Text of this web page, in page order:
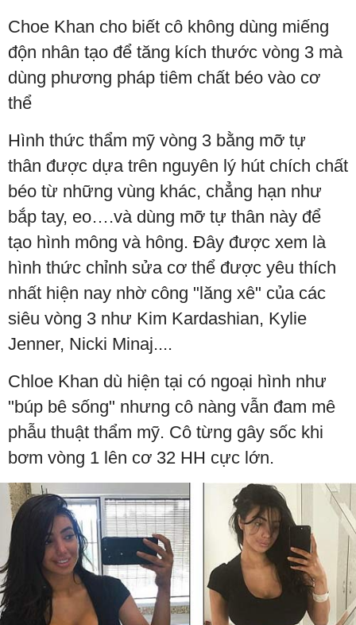
Choe Khan cho biết cô không dùng miếng
độn nhân tạo để tăng kích thước vòng 3 mà
dùng phương pháp tiêm chất béo vào cơ
thể
Hình thức thẩm mỹ vòng 3 bằng mỡ tự
thân được dựa trên nguyên lý hút chích chất
béo từ những vùng khác, chẳng hạn như
bắp tay, eo….và dùng mỡ tự thân này để
tạo hình mông và hông. Đây được xem là
hình thức chỉnh sửa cơ thể được yêu thích
nhất hiện nay nhờ công "lăng xê" của các
siêu vòng 3 như Kim Kardashian, Kylie
Jenner, Nicki Minaj....
Chloe Khan dù hiện tại có ngoại hình như
"búp bê sống" nhưng cô nàng vẫn đam mê
phẫu thuật thẩm mỹ. Cô từng gây sốc khi
bơm vòng 1 lên cơ 32 HH cực lớn.